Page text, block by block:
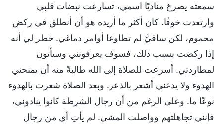
سمعته يصرخ مناديًا اسمي، تسارعت نبضات قلبي
وارتعدت خوفًا. كان أكثر ما أريده هو أن أنطلق في ركض
محموم، لكن ساقيَّ لم تطاوعا أوامر دماغي. خطر لي أنه
إذا ركضت بسبب ذلك، فسوف يعرفونني وسيأتون
لمطاردتي. أسرعت للصلاة إلى الله طالبةً منه أن يمنحني
الهدوء ولا يدعني أشعر بالذعر. وبعد الصلاة شعرت بالهدوء
نوعًا ما. وعلى الرغم من أن رجال الشرطة كانوا ينادوني،
فإنني تجاهلتهم وواصلت المشي. لم يأتِ أي من رجال